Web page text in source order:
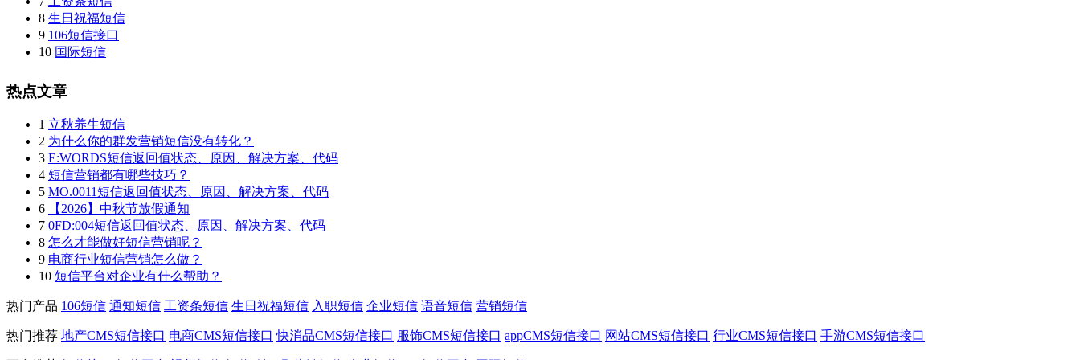
8 生日祝福短信
9 106短信接口
10 国际短信
热点文章
1 立秋养生短信
2 为什么你的群发营销短信没有转化？
3 E:WORDS短信返回值状态、原因、解决方案、代码
4 短信营销都有哪些技巧？
5 MO.0011短信返回值状态、原因、解决方案、代码
6
【2026】中秋节放假通知
7 0FD:004短信返回值状态、原因、解决方案、代码
8 怎么才能做好短信营销呢？
9 电商行业短信营销怎么做？
10 短信平台对企业有什么帮助？
热门产品 106短信 通知短信 工资条短信 生日祝福短信 入职短信 企业短信 语音短信 营销短信
热门推荐 地产CMS短信接口 电商CMS短信接口 快消品CMS短信接口 服饰CMS短信接口 appCMS短信接口 网站CMS短信接口 行业CMS短信接口 手游CMS短信接口